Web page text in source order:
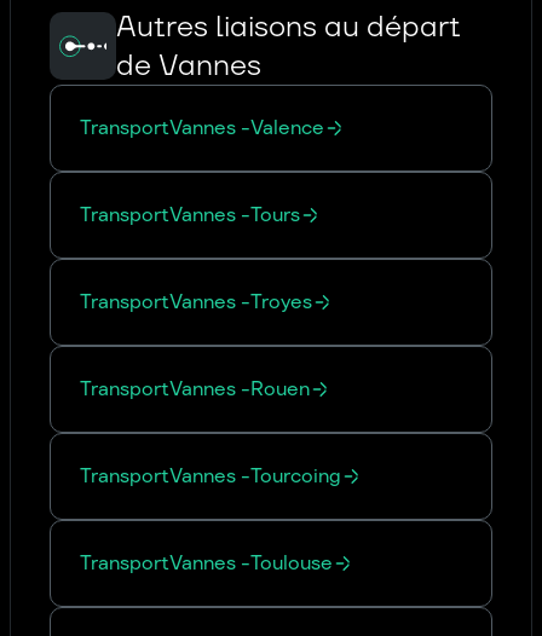
Autres liaisons au départ
de Vannes
TransportVannes -Valence
TransportVannes -Tours
TransportVannes -Troyes
TransportVannes -Rouen
TransportVannes -Tourcoing
TransportVannes -Toulouse